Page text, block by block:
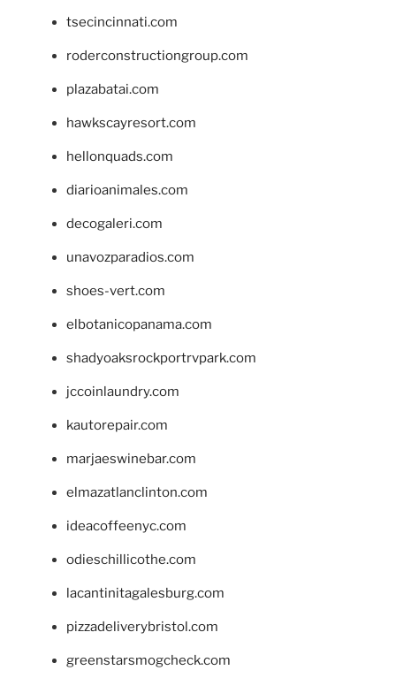
tsecincinnati.com
roderconstructiongroup.com
plazabatai.com
hawkscayresort.com
hellonquads.com
diarioanimales.com
decogaleri.com
unavozparadios.com
shoes-vert.com
elbotanicopanama.com
shadyoaksrockportrvpark.com
jccoinlaundry.com
kautorepair.com
marjaeswinebar.com
elmazatlanclinton.com
ideacoffeenyc.com
odieschillicothe.com
lacantinitagalesburg.com
pizzadeliverybristol.com
greenstarsmogcheck.com